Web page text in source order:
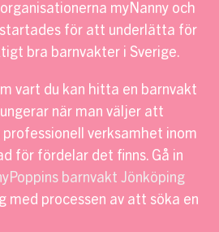
myNanny och
startades för att underlätta för
bra barnvakter i Sverige.
vart du kan hitta en barnvakt
när man väljer att
professionell verksamhet inom
för fördelar det finns. Gå in
barnvakt Jönköping
med processen av att söka en